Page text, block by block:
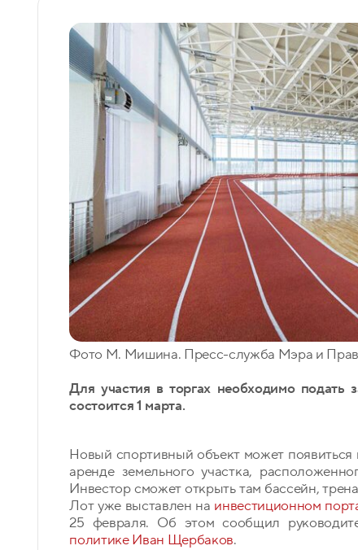
Фото М. Мишина. Пресс-служба Мэра и
Для участия в торгах необходимо подать
состоится 1 марта.
Новый спортивный объект может появиться
аренде земельного участка,
Инвестор сможет открыть там бассейн,
Лот уже выставлен на инвестиционном
25 февраля. Об этом сообщил
политике Иван Щербаков.